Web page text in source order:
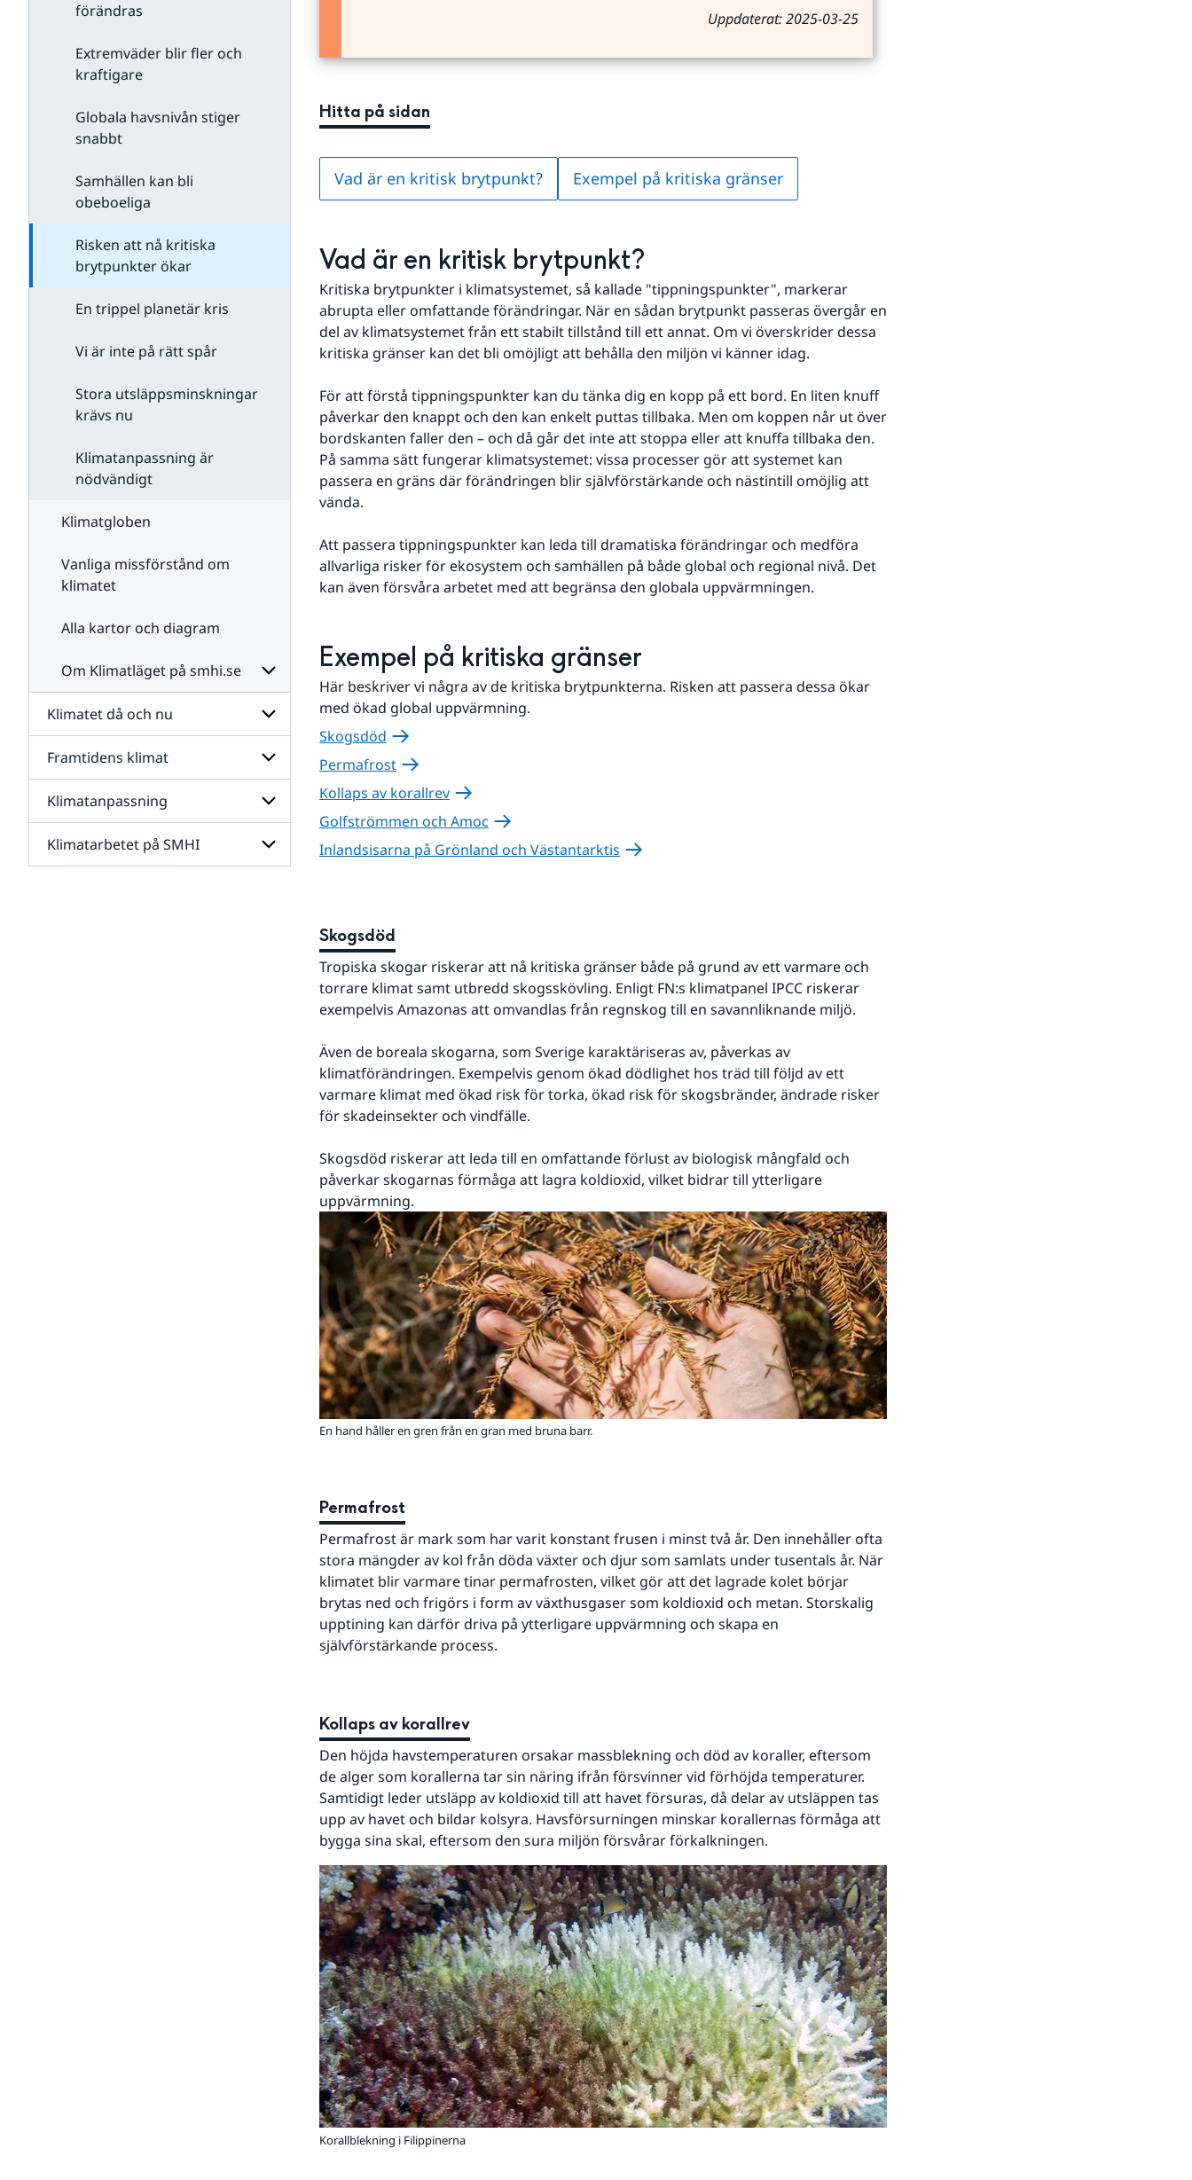
förändras
Extremväder blir fler och
kraftigare
Globala havsnivån stiger
snabbt
Samhällen kan bli
obeboeliga
Risken att nå kritiska
brytpunkter ökar
En trippel planetär kris
Vi är inte på rätt spår
Stora utsläppsminskningar
krävs nu
Klimatanpassning är
nödvändigt
Klimatgloben
Vanliga missförstånd om
klimatet
Alla kartor och diagram
Om Klimatläget på smhi.se
Undersidor
för
Om
Klimatläget
på
smhi.se
Klimatet då och nu
Undersidor
för
Klimatet
då
och
nu
Framtidens klimat
Undersidor
för
Framtidens
klimat
Klimatanpassning
Undersidor
för
Klimatarbetet på SMHI
Klimatarbetet
Uppdaterat: 2025-03-25
Hitta på sidan
Vad är en kritisk brytpunkt? Exempel på kritiska gränser
Vad är en kritisk brytpunkt?
Kritiska brytpunkter i klimatsystemet, så kallade "tippningspunkter", markerar
abrupta eller omfattande förändringar. När en sådan brytpunkt passeras övergår en
del av klimatsystemet från ett stabilt tillstånd till ett annat. Om vi överskrider dessa
kritiska gränser kan det bli omöjligt att behålla den miljön vi känner idag.
För att förstå tippningspunkter kan du tänka dig en kopp på ett bord. En liten knuff
påverkar den knappt och den kan enkelt puttas tillbaka. Men om koppen når ut över
bordskanten faller den – och då går det inte att stoppa eller att knuffa tillbaka den.
På samma sätt fungerar klimatsystemet: vissa processer gör att systemet kan
passera en gräns där förändringen blir självförstärkande och nästintill omöjlig att
vända.
Att passera tippningspunkter kan leda till dramatiska förändringar och medföra
allvarliga risker för ekosystem och samhällen på både global och regional nivå. Det
kan även försvåra arbetet med att begränsa den globala uppvärmningen.
Exempel på kritiska gränser
Här beskriver vi några av de kritiska brytpunkterna. Risken att passera dessa ökar
med ökad global uppvärmning.
Skogsdöd
Permafrost
Kollaps av korallrev
Golfströmmen och Amoc
Inlandsisarna på Grönland och Västantarktis
Skogsdöd
Tropiska skogar riskerar att nå kritiska gränser både på grund av ett varmare och
torrare klimat samt utbredd skogsskövling. Enligt FN:s klimatpanel IPCC riskerar
exempelvis Amazonas att omvandlas från regnskog till en savannliknande miljö.
Även de boreala skogarna, som Sverige karaktäriseras av, påverkas av
klimatförändringen. Exempelvis genom ökad dödlighet hos träd till följd av ett
varmare klimat med ökad risk för torka, ökad risk för skogsbränder, ändrade risker
för skadeinsekter och vindfälle.
Skogsdöd riskerar att leda till en omfattande förlust av biologisk mångfald och
påverkar skogarnas förmåga att lagra koldioxid, vilket bidrar till ytterligare
uppvärmning.
En hand håller en gren från en gran med bruna barr.
Permafrost
Permafrost är mark som har varit konstant frusen i minst två år. Den innehåller ofta
stora mängder av kol från döda växter och djur som samlats under tusentals år. När
klimatet blir varmare tinar permafrosten, vilket gör att det lagrade kolet börjar
brytas ned och frigörs i form av växthusgaser som koldioxid och metan. Storskalig
upptining kan därför driva på ytterligare uppvärmning och skapa en
självförstärkande process.
Kollaps av korallrev
Den höjda havstemperaturen orsakar massblekning och död av koraller, eftersom
de alger som korallerna tar sin näring ifrån försvinner vid förhöjda temperaturer.
Samtidigt leder utsläpp av koldioxid till att havet försuras, då delar av utsläppen tas
upp av havet och bildar kolsyra. Havsförsurningen minskar korallernas förmåga att
bygga sina skal, eftersom den sura miljön försvårar förkalkningen.
Korallblekning i Filippinerna